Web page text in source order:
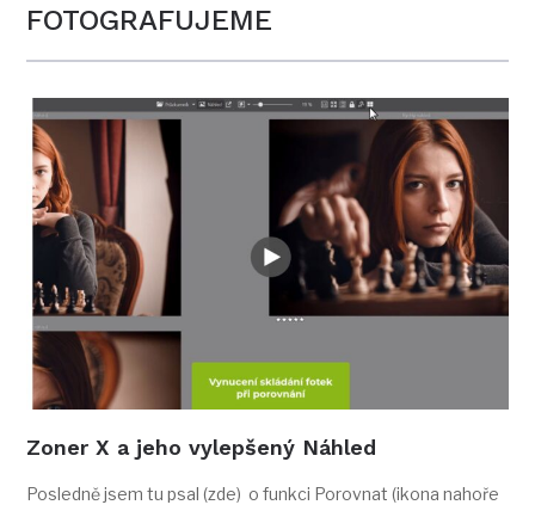
FOTOGRAFUJEME
Zoner X a jeho vylepšený Náhled
Posledně jsem tu psal (zde) o funkci Porovnat (ikona nahoře